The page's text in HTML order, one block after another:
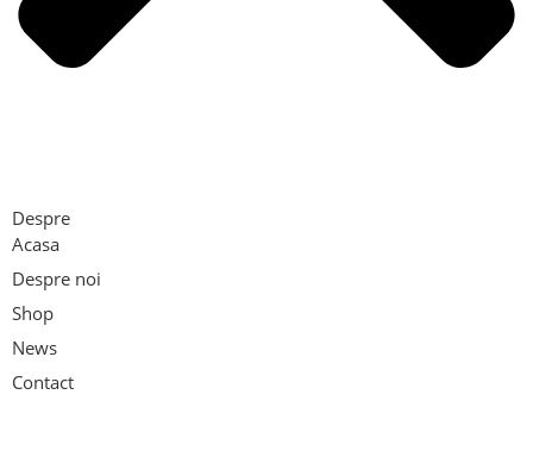
Despre
Acasa
Despre noi
Shop
News
Contact